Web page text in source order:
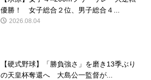
優勝！ 女子総合２位、男子総合４...
2026.08.04
【硬式野球】「勝負強さ」を磨き13季ぶり
の天皇杯奪還へ 大島公一監督が...